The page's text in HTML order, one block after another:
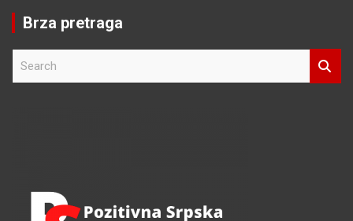
Brza pretraga